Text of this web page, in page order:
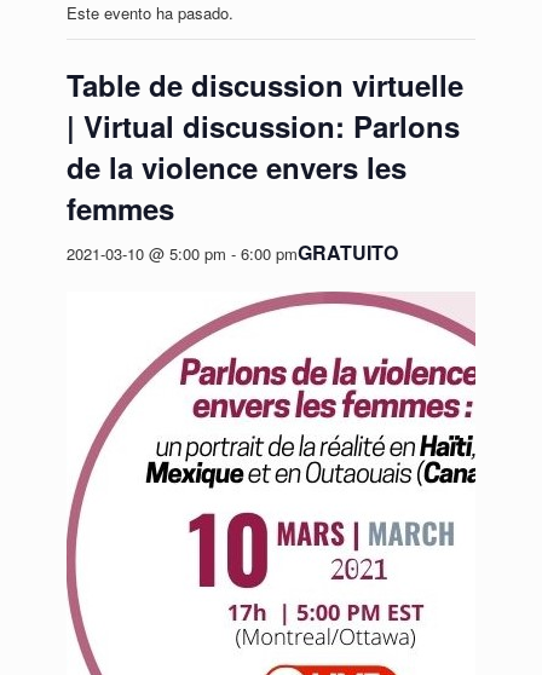
Este evento ha pasado.
Table de discussion virtuelle
| Virtual discussion: Parlons
de la violence envers les
femmes
2021-03-10 @ 5:00 pm - 6:00 pmGRATUITO